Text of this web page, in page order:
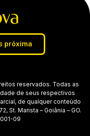
próxima
reservados. Todas as
de seus respectivos
de qualquer conteúdo
St. Marista – Goiânia – GO.
09